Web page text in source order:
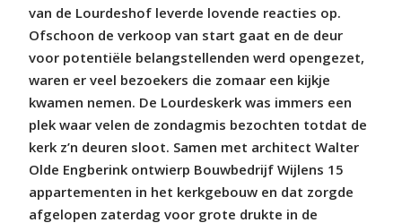
van de Lourdeshof leverde lovende reacties op.
Ofschoon de verkoop van start gaat en de deur
voor potentiële belangstellenden werd opengezet,
waren er veel bezoekers die zomaar een kijkje
kwamen nemen. De Lourdeskerk was immers een
plek waar velen de zondagmis bezochten totdat de
kerk z’n deuren sloot. Samen met architect Walter
Olde Engberink ontwierp Bouwbedrijf Wijlens 15
appartementen in het kerkgebouw en dat zorgde
afgelopen zaterdag voor grote drukte in de